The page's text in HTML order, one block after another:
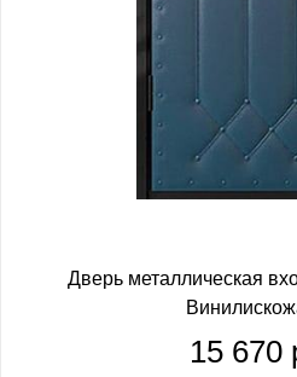
Дверь металлическая
15 670